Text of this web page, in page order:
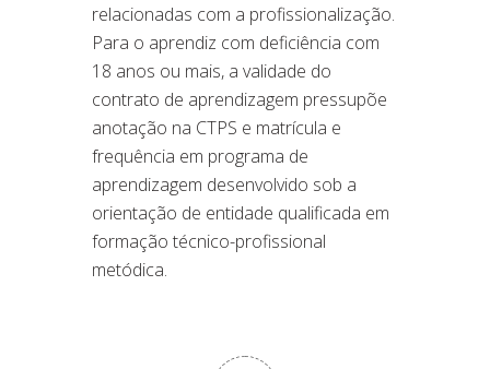
relacionadas com a profissionalização.
Para o aprendiz com deficiência com
18 anos ou mais, a validade do
contrato de aprendizagem pressupõe
anotação na CTPS e matrícula e
frequência em programa de
aprendizagem desenvolvido sob a
orientação de entidade qualificada em
formação técnico-profissional
metódica.